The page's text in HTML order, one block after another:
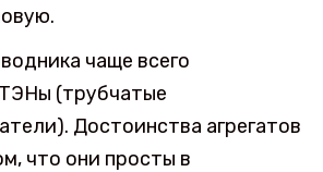
чаще всего
(трубчатые
Достоинства агрегатов
что они просты в